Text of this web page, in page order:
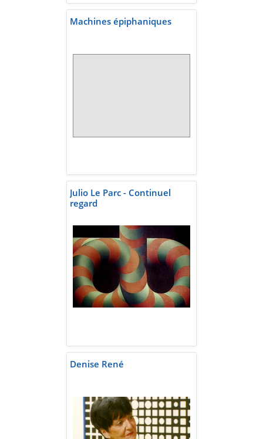
Machines épiphaniques
Julio Le Parc - Continuel
regard
Denise René